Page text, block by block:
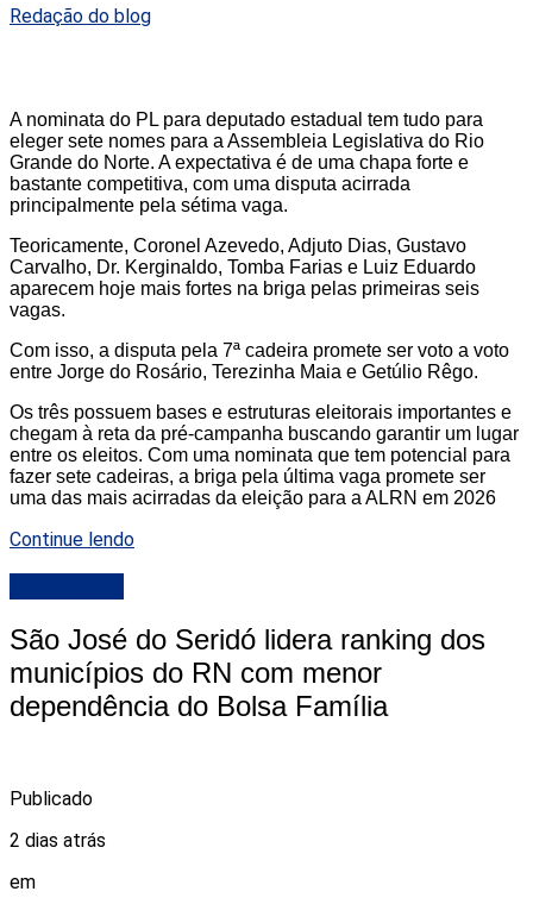
Redação do blog
A nominata do PL para deputado estadual tem tudo para
eleger sete nomes para a Assembleia Legislativa do Rio
Grande do Norte. A expectativa é de uma chapa forte e
bastante competitiva, com uma disputa acirrada
principalmente pela sétima vaga.
Teoricamente, Coronel Azevedo, Adjuto Dias, Gustavo
Carvalho, Dr. Kerginaldo, Tomba Farias e Luiz Eduardo
aparecem hoje mais fortes na briga pelas primeiras seis
vagas.
Com isso, a disputa pela 7ª cadeira promete ser voto a voto
entre Jorge do Rosário, Terezinha Maia e Getúlio Rêgo.
Os três possuem bases e estruturas eleitorais importantes e
chegam à reta da pré-campanha buscando garantir um lugar
entre os eleitos. Com uma nominata que tem potencial para
fazer sete cadeiras, a briga pela última vaga promete ser
uma das mais acirradas da eleição para a ALRN em 2026
Continue lendo
São José do Seridó lidera ranking dos
municípios do RN com menor
dependência do Bolsa Família
Publicado
2 dias atrás
em